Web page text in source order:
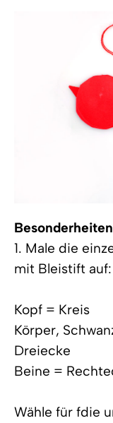
1. Male die
mit Bleistift auf:
Kopf = Kreis
Körper,
Dreiecke
Beine =
Wähle für fdie